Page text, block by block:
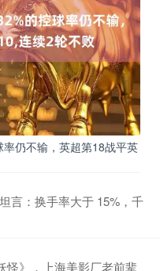
仍不输，英超第18战平英
言：换手率大于 15%，千
怪》，上海美影厂老前辈